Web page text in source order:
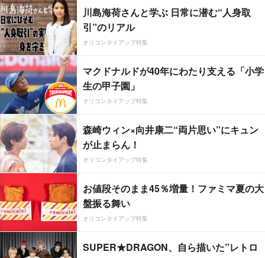
川島海荷さんと学ぶ 日常に潜む“人身取
引”のリアル
オリコンタイアップ特集
マクドナルドが40年にわたり支える「小学
生の甲子園」
オリコンタイアップ特集
森崎ウィン×向井康二“両片思い”にキュン
が止まらん！
オリコンタイアップ特集
お値段そのまま45％増量！ファミマ夏の大
盤振る舞い
オリコンタイアップ特集
SUPER★DRAGON、自ら描いた”レトロ